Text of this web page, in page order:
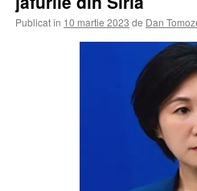
Publicat în 10 martie 2023 de Dan